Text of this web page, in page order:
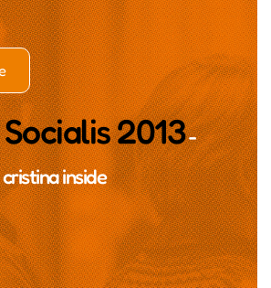
2013-
cristina inside